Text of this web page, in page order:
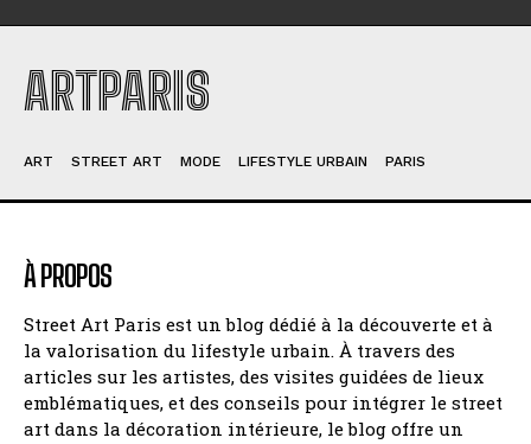
ARTPARIS
ART STREET ART MODE LIFESTYLE URBAIN PARIS
À PROPOS
Street Art Paris est un blog dédié à la découverte et à
la valorisation du lifestyle urbain. À travers des
articles sur les artistes, des visites guidées de lieux
emblématiques, et des conseils pour intégrer le street
art dans la décoration intérieure, le blog offre un